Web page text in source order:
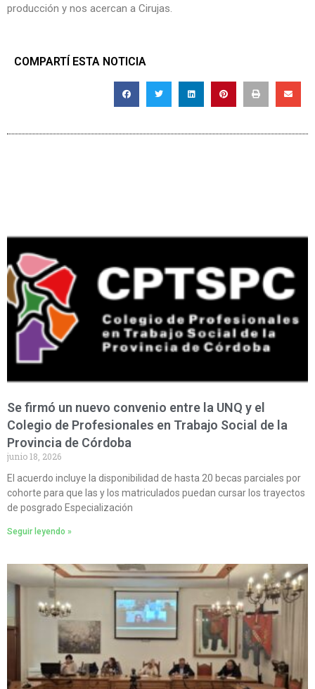
producción y nos acercan a Cirujas.
COMPARTÍ ESTA NOTICIA
Se firmó un nuevo convenio entre la UNQ y el
Colegio de Profesionales en Trabajo Social de la
Provincia de Córdoba
junio 18, 2026
El acuerdo incluye la disponibilidad de hasta 20 becas parciales por
cohorte para que las y los matriculados puedan cursar los trayectos
de posgrado Especialización
Seguir leyendo »